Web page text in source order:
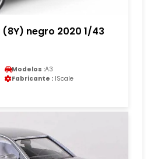
negro 2020 1/43
Modelos :A3
Fabricante : IScale